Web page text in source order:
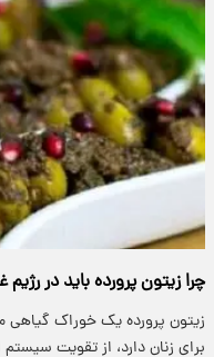
چرا زیتون پرورده باید در رژیم
زیتون پرورده یک خوراک
برای زنان دارد، از تقویت